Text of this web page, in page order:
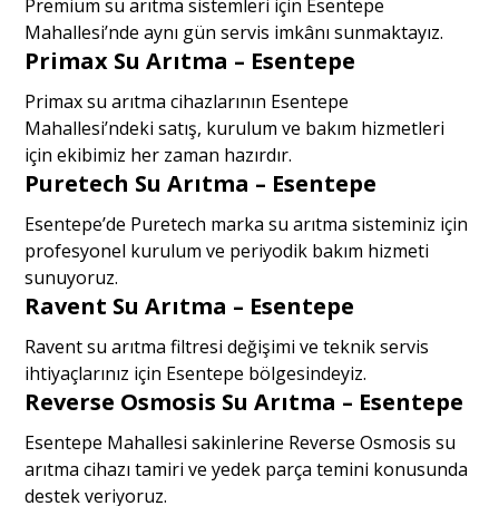
Premium su arıtma sistemleri için Esentepe
Mahallesi’nde aynı gün servis imkânı sunmaktayız.
Primax Su Arıtma – Esentepe
Primax su arıtma cihazlarının Esentepe
Mahallesi’ndeki satış, kurulum ve bakım hizmetleri
için ekibimiz her zaman hazırdır.
Puretech Su Arıtma – Esentepe
Esentepe’de Puretech marka su arıtma sisteminiz için
profesyonel kurulum ve periyodik bakım hizmeti
sunuyoruz.
Ravent Su Arıtma – Esentepe
Ravent su arıtma filtresi değişimi ve teknik servis
ihtiyaçlarınız için Esentepe bölgesindeyiz.
Reverse Osmosis Su Arıtma – Esentepe
Esentepe Mahallesi sakinlerine Reverse Osmosis su
arıtma cihazı tamiri ve yedek parça temini konusunda
destek veriyoruz.